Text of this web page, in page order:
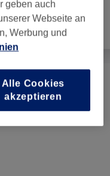
ab 5 €
geben auch
Webseite an
Werbung und
Alle Cookies
akzeptieren